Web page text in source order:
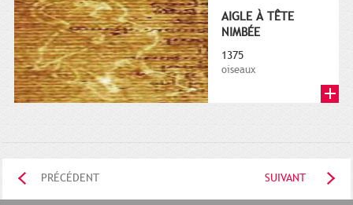
AIGLE À TÊTE
NIMBÉE
1375
oiseaux
PRÉCÉDENT SUIVANT